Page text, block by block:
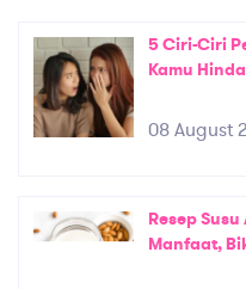
5 Ciri-Ciri
Kamu
08 August
Resep
Manfaat,